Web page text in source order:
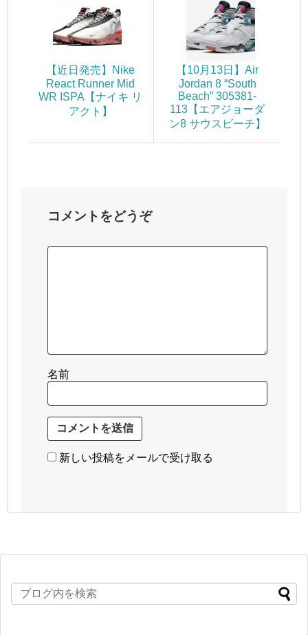
【近日発売】Nike
React Runner Mid
WR ISPA【ナイキ リ
アクト】
【10月13日】Air
Jordan 8 “South
Beach” 305381-
113【エアジョーダ
ン8 サウスビーチ】
コメントをどうぞ
名前
新しい投稿をメールで受け取る